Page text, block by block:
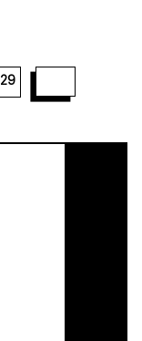
9192 93